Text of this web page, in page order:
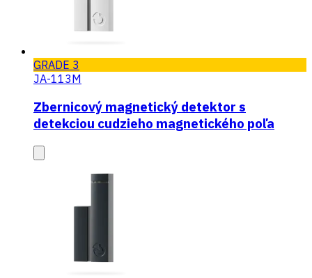
GRADE 3
JA-113M
Zbernicový magnetický detektor s
detekciou cudzieho magnetického poľa